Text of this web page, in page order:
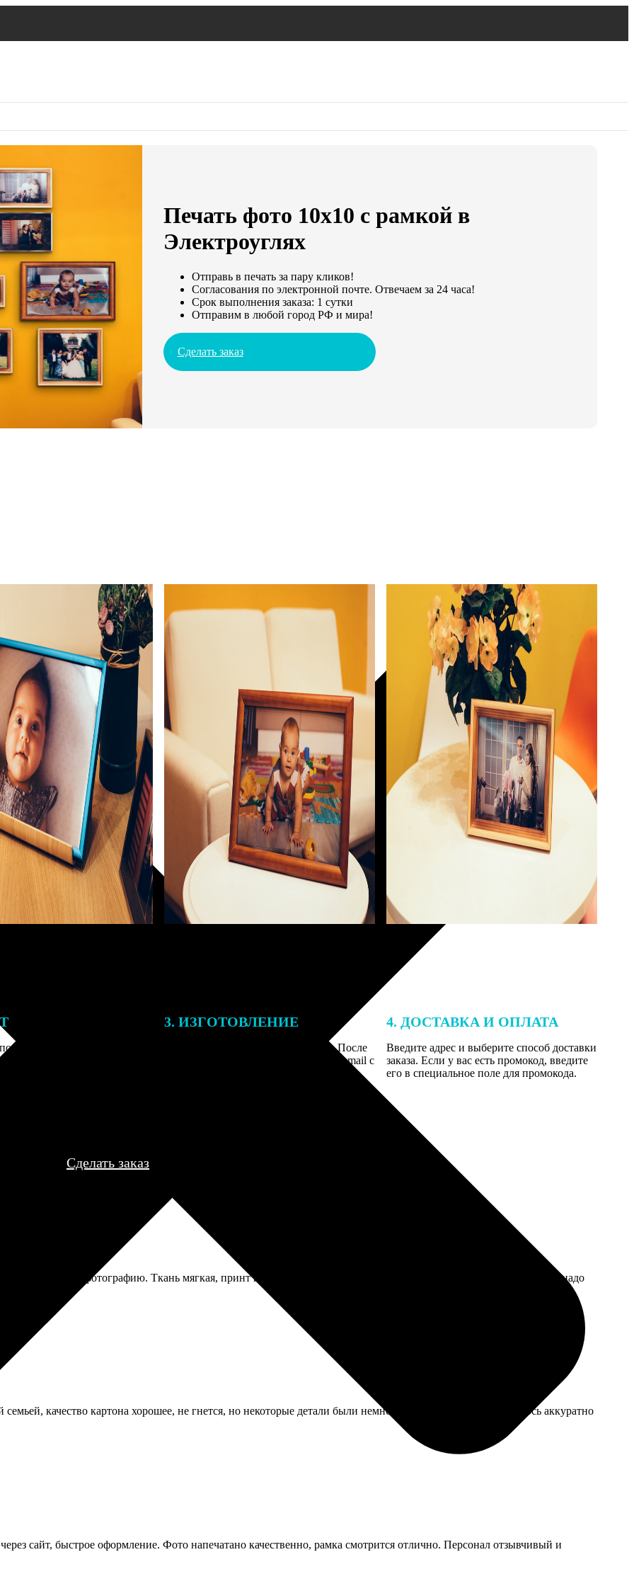
Печать фото 10х10 с рамкой в
Электроуглях
Отправь в печать за пару кликов!
Согласования по электронной почте. Отвечаем за 24 часа!
Срок выполнения заказа: 1 сутки
Отправим в любой город РФ и мира!
Сделать заказ
заказа к печати
могут связаться с Вами
телефону или email для
деталей.
3. ИЗГОТОВЛЕНИЕ
Оплатите заказ банковской картой. После
оплаты получите подтверждение на email с
описанием заказа. Когда отправим заказ
4. ДОСТАВКА И ОПЛАТА
Введите адрес и выберите способ доставки
заказа. Если у вас есть промокод, введите
его в специальное поле для промокода.
Сделать заказ
совместную фотографию. Ткань мягкая, принт не колется. Спит теперь обнимает этот подарок, хоть и смеется надо
семьей, качество картона хорошее, не гнется, но некоторые детали были немного плохо прорезаны, пришлось аккуратно
сайт, быстрое оформление. Фото напечатано качественно, рамка смотрится отлично. Персонал отзывчивый и